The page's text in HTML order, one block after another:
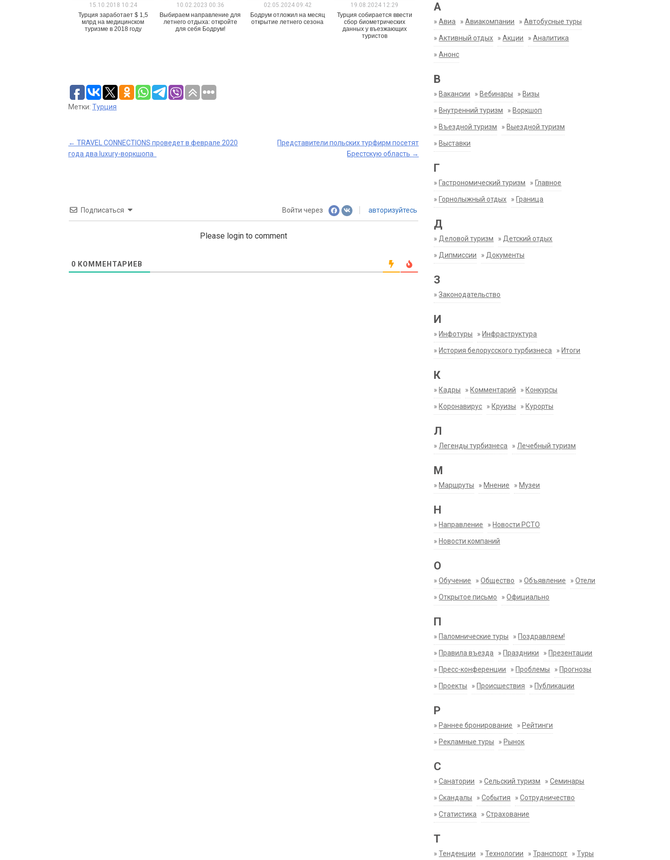
15.10.2018 10:24
Турция заработает $ 1,5
млрд на медицинском
туризме в 2018 году
10.02.2023 00:36
Выбираем направление для
летнего отдыха: откройте
для себя Бодрум!
02.05.2024 09:42
Бодрум отложил на месяц
открытие летнего сезона
19.08.2024 12:29
Турция собирается ввести
сбор биометрических
данных у въезжающих
туристов
Метки: Турция
Post
← TRAVEL CONNECTIONS проведет в феврале 2020
года два luxury-воркшопа
Представители польских турфирм посетят
Брестскую область →
Подписаться Войти через авторизуйтесь
Please login to comment
0 КОММЕНТАРИЕВ
А
»Авиа »Авиакомпании »Автобусные туры
»Активный отдых »Акции »Аналитика
»Анонс
В
» Вакансии » Вебинары » Визы
» Внутренний туризм » Воркшоп
» Въездной туризм » Выездной туризм
» Выставки
Г
» Гастрономический туризм » Главное
» Горнолыжный отдых » Граница
Д
» Деловой туризм » Детский отдых
» Дипмиссии » Документы
З
»Законодательство
И
» Инфотуры » Инфраструктура
» История белорусского турбизнеса » Итоги
К
» Кадры » Комментарий » Конкурсы
» Коронавирус » Круизы » Курорты
Л
» Легенды турбизнеса » Лечебный туризм
М
» Маршруты » Мнение » Музеи
Н
» Направление » Новости РСТО
» Новости компаний
О
»Обучение »Общество »Объявление »Отели
»Открытое письмо »Официально
П
» Паломнические туры » Поздравляем!
» Правила въезда » Праздники » Презентации
» Пресс-конференции » Проблемы » Прогнозы
» Проекты » Происшествия » Публикации
Р
» Раннее бронирование » Рейтинги
» Рекламные туры » Рынок
С
»Санатории »Сельский туризм »Семинары
»Скандалы »События »Сотрудничество
»Статистика »Страхование
Т
»Тенденции »Технологии »Транспорт »Туры